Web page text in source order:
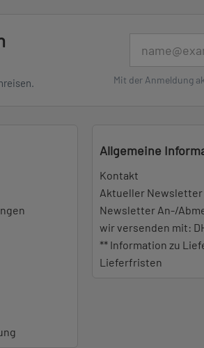
Mit der Anmeldung
Allgemeine
Kontakt
Aktueller Newsletter
Newsletter An-/
wir versenden mit:
** Information zu
Lieferfristen